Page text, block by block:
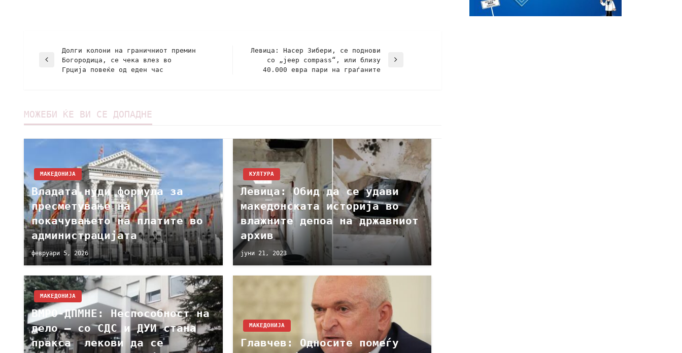
Долги колони на граничниот премин
Богородица, се чека влез во
Грција повеќе од еден час
Левица: Насер Зибери, се поднови
со „jeep compass“, или близу
40.000 евра пари на граѓаните
МОЖЕБИ ЌЕ ВИ СЕ ДОПАДНЕ
МАКЕДОНИЈА
Владата нуди формула за
пресметување на
покачувањето на платите во
администрацијата
февруари 5, 2026
КУЛТУРА
Левица: Обид да се удави
македонската историја во
влажните депоа на државниот
архив
јуни 21, 2023
МАКЕДОНИЈА
ВМРО-ДПМНЕ: Неспособност на
дело – со СДС и ДУИ стана
пракса лекови да се
МАКЕДОНИЈА
Главчев: Односите помеѓу